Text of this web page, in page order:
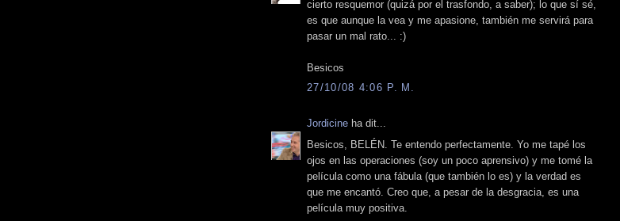
cierto resquemor (quizá por el trasfondo, a saber); lo que sí sé,
es que aunque la vea y me apasione, también me servirá para
pasar un mal rato... :)
Besicos
27/10/08 4:06 P. M.
Jordicine ha dit...
Besicos, BELÉN. Te entendo perfectamente. Yo me tapé los
ojos en las operaciones (soy un poco aprensivo) y me tomé la
película como una fábula (que también lo es) y la verdad es
que me encantó. Creo que, a pesar de la desgracia, es una
película muy positiva.